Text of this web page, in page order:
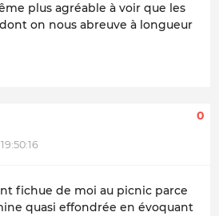
plus agréable à voir que les
on nous abreuve à longueur
0
fichue de moi au picnic parce
quasi effondrée en évoquant